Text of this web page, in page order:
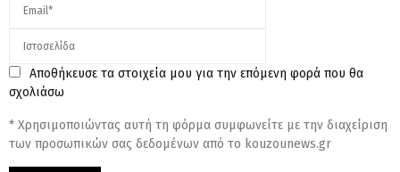
Αποθήκευσε τα στοιχεία μου για την επόμενη φορά που θα
σχολιάσω
* Χρησιμοποιώντας αυτή τη φόρμα συμφωνείτε με την διαχείριση
των προσωπικών σας δεδομένων από το kouzounews.gr